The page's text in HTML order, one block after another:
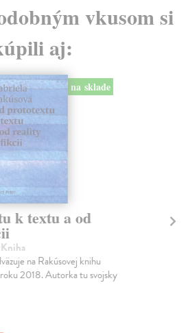
vkusom si
aj:
na sklade
k textu a od
na Rakúsovej knihu
2018. Autorka tu svojsky